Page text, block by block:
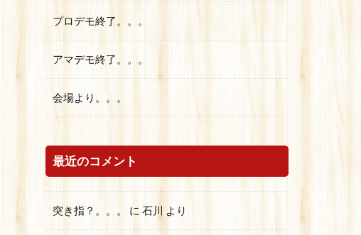
プロデモ終了。。。
アマデモ終了。。。
会場より。。。
最近のコメント
突き指？。。。 に 石川 より